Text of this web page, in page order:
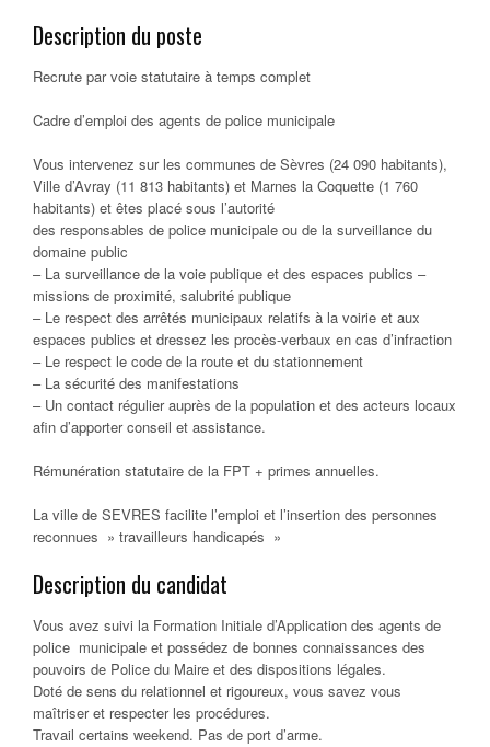
Description du poste
Recrute par voie statutaire à temps complet
Cadre d’emploi des agents de police municipale
Vous intervenez sur les communes de Sèvres (24 090 habitants),
Ville d’Avray (11 813 habitants) et Marnes la Coquette (1 760
habitants) et êtes placé sous l’autorité
des responsables de police municipale ou de la surveillance du
domaine public
– La surveillance de la voie publique et des espaces publics –
missions de proximité, salubrité publique
– Le respect des arrêtés municipaux relatifs à la voirie et aux
espaces publics et dressez les procès-verbaux en cas d’infraction
– Le respect le code de la route et du stationnement
– La sécurité des manifestations
– Un contact régulier auprès de la population et des acteurs locaux
afin d’apporter conseil et assistance.
Rémunération statutaire de la FPT + primes annuelles.
La ville de SEVRES facilite l’emploi et l’insertion des personnes
reconnues » travailleurs handicapés »
Description du candidat
Vous avez suivi la Formation Initiale d’Application des agents de
police municipale et possédez de bonnes connaissances des
pouvoirs de Police du Maire et des dispositions légales.
Doté de sens du relationnel et rigoureux, vous savez vous
maîtriser et respecter les procédures.
Travail certains weekend. Pas de port d’arme.